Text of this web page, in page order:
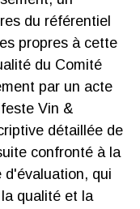
du référentiel
propres à cette
du Comité
par un acte
Vin &
détaillée de
confronté à la
d'évaluation, qui
qualité et la